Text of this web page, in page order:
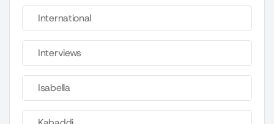
International
Interviews
Isabella